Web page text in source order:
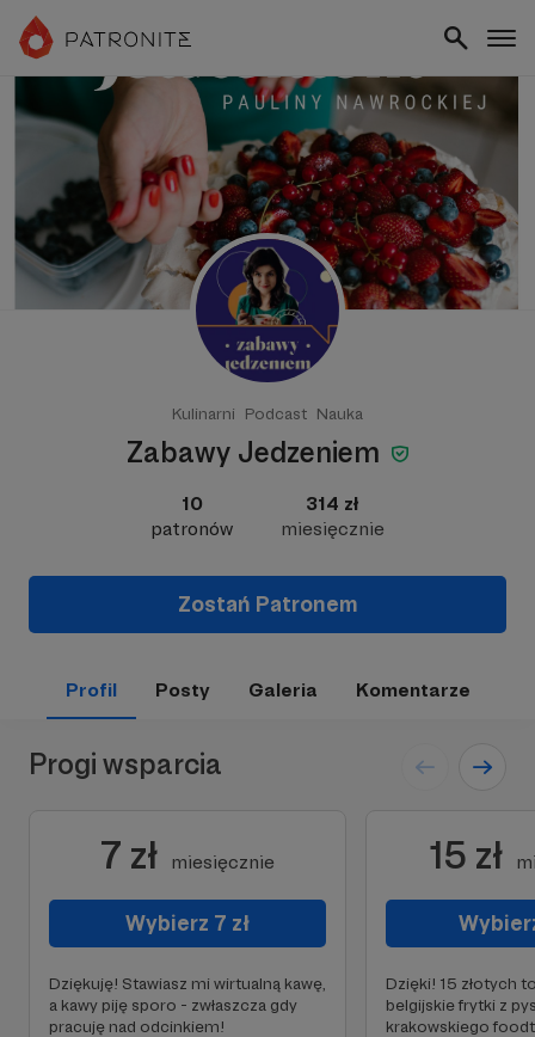
Kulinarni Podcast Nauka
Zabawy Jedzeniem
10
patronów
314 zł
miesięcznie
Zostań Patronem
Profil Posty Galeria Komentarze
Progi wsparcia
7 zł miesięcznie
Wybierz 7 zł
Dziękuję! Stawiasz mi wirtualną kawę,
a kawy piję sporo - zwłaszcza gdy
pracuję nad odcinkiem!
15 zł
Dzięki! 15 złotych
belgijskie frytki z
krakowskiego